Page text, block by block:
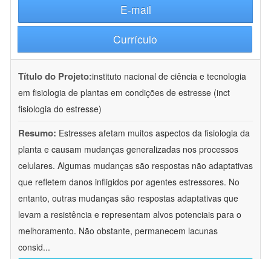
E-mail
Currículo
Título do Projeto:instituto nacional de ciência e tecnologia
em fisiologia de plantas em condições de estresse (inct
fisiologia do estresse)
Resumo: Estresses afetam muitos aspectos da fisiologia da
planta e causam mudanças generalizadas nos processos
celulares. Algumas mudanças são respostas não adaptativas
que refletem danos infligidos por agentes estressores. No
entanto, outras mudanças são respostas adaptativas que
levam a resistência e representam alvos potenciais para o
melhoramento. Não obstante, permanecem lacunas
consid...